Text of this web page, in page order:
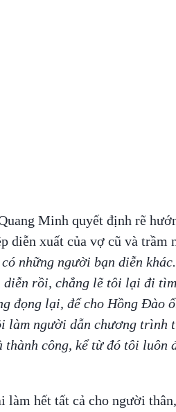
Minh quyết định rẽ
diễn xuất của vợ cũ và trầm
những người bạn diễn
diễn rồi, chẳng lẽ tôi lại đi
đọng lại, để cho Hồng Đào
làm người dẫn chương trình
công, kể từ đó tôi luôn
làm hết tất cả cho người